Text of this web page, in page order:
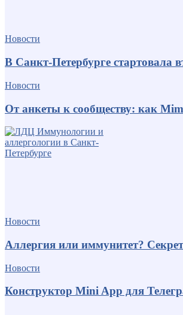
Новости
В Санкт-Петербурге
Новости
От анкеты к сообществу: как
Новости
Аллергия или иммунитет?
Новости
Конструктор Mini App для